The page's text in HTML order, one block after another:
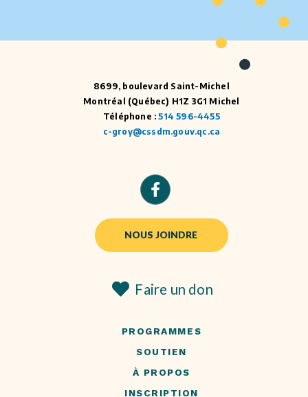
8699, boulevard Saint-Michel
Montréal (Québec) H1Z 3G1 Michel
Téléphone :514 596-4455
c-groy@cssdm.gouv.qc.ca
NOUS JOINDRE
Faire un don
PROGRAMMES
SOUTIEN
À PROPOS
INSCRIPTION